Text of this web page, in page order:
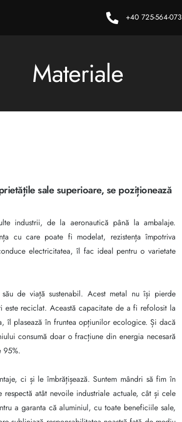
+40 725-564-073
Materiale
sale superioare, se poziționează
industrii, de la aeronautică până la ambalaje.
cu care poate fi modelat, rezistența împotriva
electricitatea, îl fac ideal pentru o varietate
de viață sustenabil. Acest metal nu își pierde
reciclat. Această capacitate de a fi refolosit la
îl plasează în fruntea opțiunilor ecologice. Și dacă
consumă doar o fracțiune din energia necesară
95%.
ci și le îmbrățișează. Suntem mândri să fim în
atât nevoile industriale actuale, cât și cele
a garanta că aluminiul, cu toate beneficiile sale,